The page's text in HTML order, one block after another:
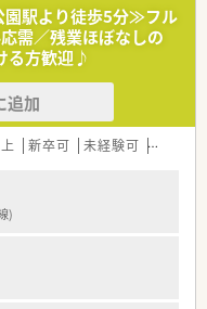
園駅より徒歩5分≫フル
需／残業ほぼなしの
る方歓迎♪
追加
新卒可 未経験可 ブラン
)